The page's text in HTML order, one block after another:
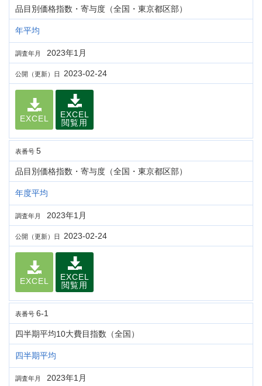
品目別価格指数・寄与度（全国・東京都区部）
年平均
調査年月 2023年1月
公開（更新）日 2023-02-24
EXCEL
EXCEL
閲覧用
表番号 5
品目別価格指数・寄与度（全国・東京都区部）
年度平均
調査年月 2023年1月
公開（更新）日 2023-02-24
EXCEL
EXCEL
閲覧用
表番号 6-1
四半期平均10大費目指数（全国）
四半期平均
調査年月 2023年1月